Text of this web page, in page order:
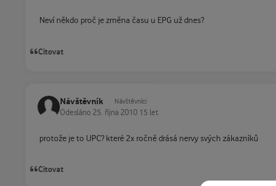
Neví někdo proč je změna času u EPG už dnes?
Citovat
Návštěvník Návštěvníci
Odesláno 25. října 2010 15 let
protože je to UPC? které 2x ročně drásá nervy svých zákazníků
Citovat